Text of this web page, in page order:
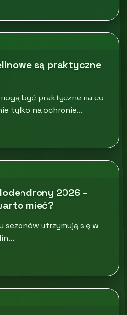
są praktyczne
być praktyczne na co
tylko na ochronie...
2026 –
mieć?
sezonów utrzymują się w